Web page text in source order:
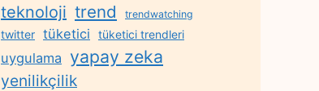
teknoloji trend trendwatching
twitter tüketici tüketici trendleri
uygulama yapay zeka
yenilikçilik